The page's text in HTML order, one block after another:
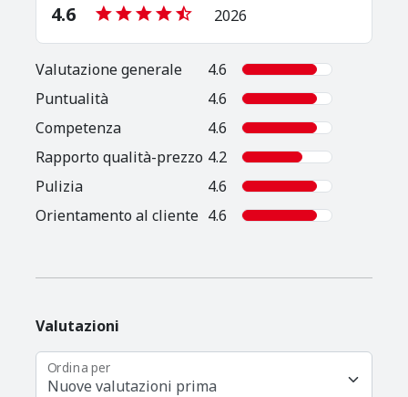
4.6 2026
Valutazione generale
4.6
Puntualità
4.6
Competenza
4.6
Rapporto qualità-prezzo 4.2
Pulizia
4.6
Orientamento al cliente 4.6
Valutazioni
Nuove valutazioni prima
Ordina per